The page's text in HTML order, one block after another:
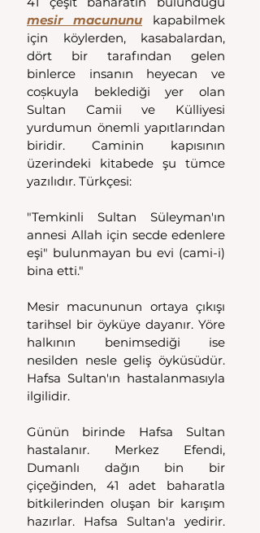
mesir macununu kapabilmek
için köylerden, kasabalardan,
dört bir tarafından gelen
binlerce insanın heyecan ve
coșkuyla beklediği yer olan
Sultan Camii ve Külliyesi
yurdumun önemli yapıtlarından
biridir. Caminin kapısının
üzerindeki kitabede şu tümce
yazılıdır. Türkçesi:
"Temkinli Sultan Süleyman'ın
annesi Allah için secde edenlere
eşi" bulunmayan bu evi (cami-i)
bina etti."
Mesir macununun ortaya çıkışı
tarihsel bir öyküye dayanır. Yöre
halkının benimsediği ise
nesilden nesle geliş öyküsüdür.
Hafsa Sultan'ın hastalanmasıyla
ilgilidir.
Günün birinde Hafsa Sultan
hastalanır. Merkez Efendi,
Dumanlı dağın bin bir
çiçeğinden, 41 adet baharatla
bitkilerinden oluşan bir karışım
hazırlar. Hafsa Sultan'a yedirir.